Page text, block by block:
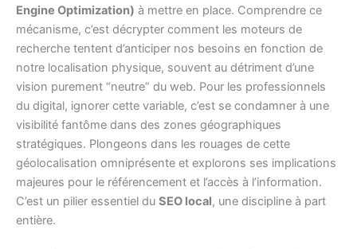
Engine Optimization) à mettre en place. Comprendre ce
mécanisme, c’est décrypter comment les moteurs de
recherche tentent d’anticiper nos besoins en fonction de
notre localisation physique, souvent au détriment d’une
vision purement “neutre” du web. Pour les professionnels
du digital, ignorer cette variable, c’est se condamner à une
visibilité fantôme dans des zones géographiques
stratégiques. Plongeons dans les rouages de cette
géolocalisation omniprésente et explorons ses implications
majeures pour le référencement et l’accès à l’information.
C’est un pilier essentiel du SEO local, une discipline à part
entière.